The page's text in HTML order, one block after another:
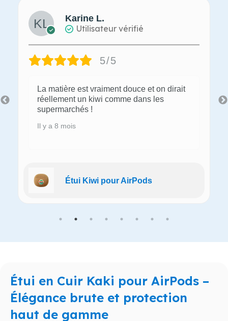
Karine L.
Utilisateur vérifié
5/5
La matière est vraiment douce et on dirait
réellement un kiwi comme dans les
supermarchés !
Il y a 8 mois
Étui Kiwi pour AirPods
Étui en Cuir Kaki pour AirPods –
Élégance brute et protection
haut de gamme